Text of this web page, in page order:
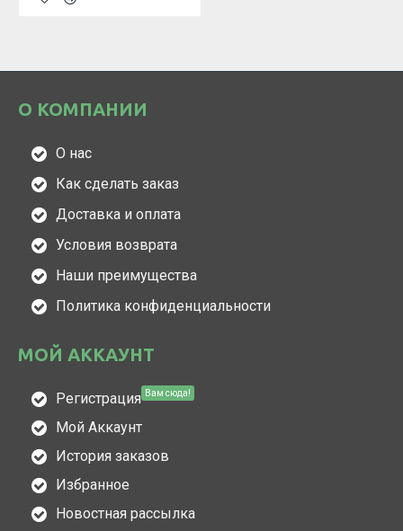
О КОМПАНИИ
О нас
Как сделать заказ
Доставка и оплата
Условия возврата
Наши преимущества
Политика конфиденциальности
МОЙ АККАУНТ
Регистрация Вам сюда!
Мой Аккаунт
История заказов
Избранное
Новостная рассылка